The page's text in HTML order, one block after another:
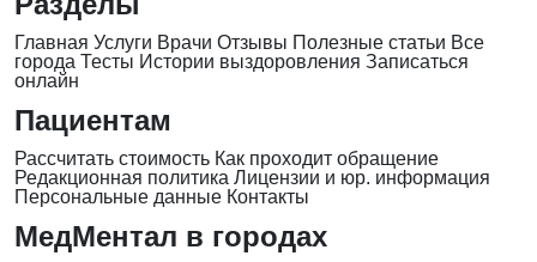
Главная Услуги Врачи Отзывы Полезные статьи Все
города Тесты Истории выздоровления Записаться
онлайн
Пациентам
Рассчитать стоимость Как проходит обращение
Редакционная политика Лицензии и юр. информация
Персональные данные Контакты
МедМентал в городах